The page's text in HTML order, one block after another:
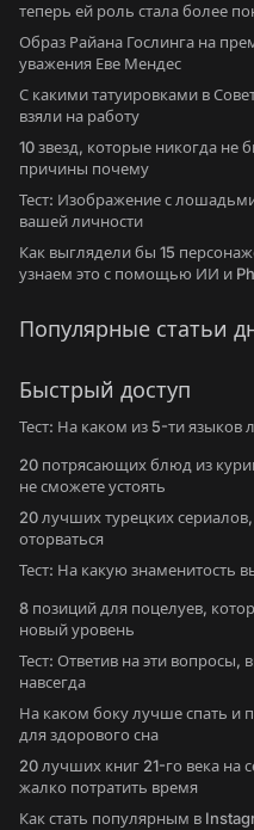
теперь ей роль стала более
Образ Райана Гослинга на
уважения Еве Мендес
С какими татуировками в
взяли на работу
10 звезд, которые никогда не
причины почему
Тест: Изображение с
вашей личности
Как выглядели бы 15
узнаем это с помощью ИИ и
Популярные статьи
Быстрый доступ
Тест: На каком из 5-ти языков
20 потрясающих блюд из
не сможете устоять
20 лучших турецких
оторваться
Тест: На какую знаменитость
8 позиций для поцелуев,
новый уровень
Тест: Ответив на эти вопросы,
навсегда
На каком боку лучше спать и
для здорового сна
20 лучших книг 21-го века на
жалко потратить время
Как стать популярным в